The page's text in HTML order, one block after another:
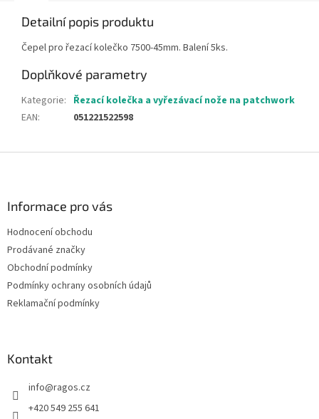
Detailní popis produktu
Čepel pro řezací kolečko 7500-45mm. Balení 5ks.
Doplňkové parametry
Kategorie: Řezací kolečka a vyřezávací nože na patchwork
EAN: 051221522598
Informace pro vás
Hodnocení obchodu
Prodávané značky
Obchodní podmínky
Podmínky ochrany osobních údajů
Reklamační podmínky
Kontakt
info@ragos.cz
+420 549 255 641